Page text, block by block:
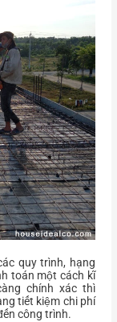
quy trình, hạng
toán một cách kĩ
chính xác thì
tiết kiệm chi phí
công trình.